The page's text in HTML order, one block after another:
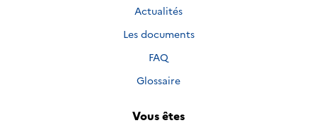
Actualités
Les documents
FAQ
Glossaire
Vous êtes